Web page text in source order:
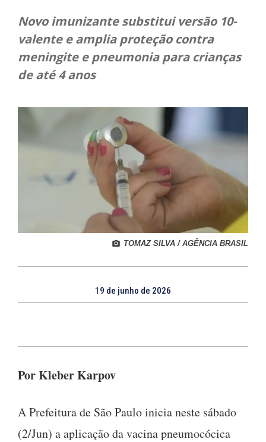
Novo imunizante substitui versão 10-
valente e amplia proteção contra
meningite e pneumonia para crianças
de até 4 anos
TOMAZ SILVA / AGÊNCIA BRASIL
19 de junho de 2026
Por Kleber Karpov
A Prefeitura de São Paulo inicia neste sábado
(2/Jun) a aplicação da vacina pneumocócica